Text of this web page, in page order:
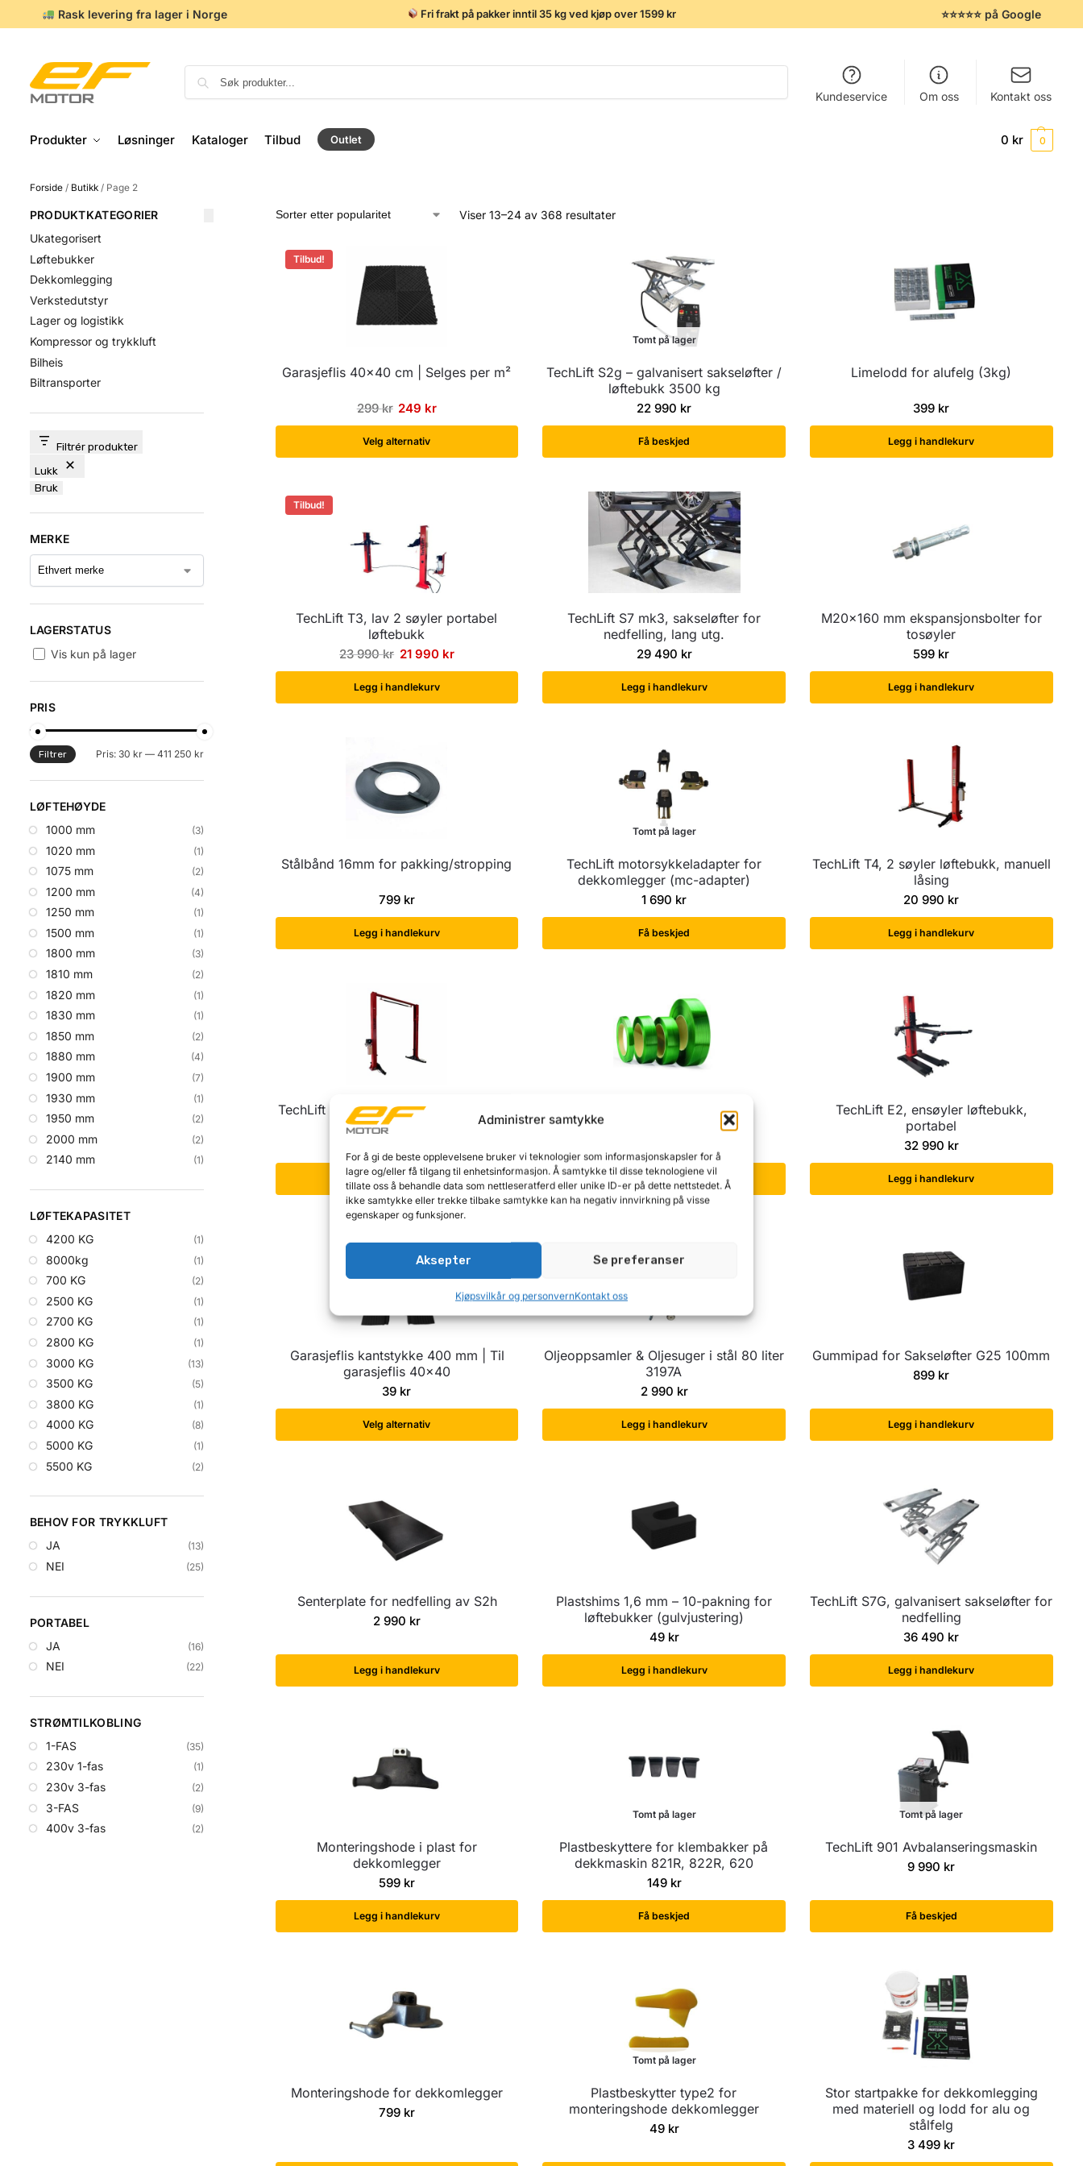
Administrer samtykke
For å gi de beste opplevelsene bruker vi teknologier som informasjonskapsler for å
lagre og/eller få tilgang til enhetsinformasjon. Å samtykke til disse teknologiene vil
tillate oss å behandle data som nettleseratferd eller unike ID-er på dette nettstedet. Å
ikke samtykke eller trekke tilbake samtykke kan ha negativ innvirkning på visse
egenskaper og funksjoner.
Aksepter Se preferanser
Kjøpsvilkår og personvernKontakt oss
Rask levering fra lager i Norge Fri frakt på pakker inntil 35 kg ved kjøp over 1599 kr ⭐⭐⭐⭐⭐ på Google
Kundeservice Om oss Kontakt oss
Produkter Løsninger Kataloger Tilbud Outlet 0 kr 0
Forside/ Butikk/ Page 2
Viser 13–24 av 368 resultater
Tilbud!
Garasjeflis 40×40 cm | Selges per m²
299kr 249 kr
Velg alternativ
Tomt på lager
TechLift S2g – galvanisert sakseløfter /
løftebukk 3500 kg
22 990 kr
Få beskjed
Limelodd for alufelg (3kg)
399 kr
Legg i handlekurv
Tilbud!
TechLift T3, lav 2 søyler portabel
løftebukk
23 990kr 21 990 kr
Legg i handlekurv
TechLift S7 mk3, sakseløfter for
nedfelling, lang utg.
29 490 kr
Legg i handlekurv
M20x160 mm ekspansjonsbolter for
tosøyler
599 kr
Legg i handlekurv
Stålbånd 16mm for pakking/stropping
799 kr
Legg i handlekurv
Tomt på lager
TechLift motorsykkeladapter for
dekkomlegger (mc-adapter)
1 690 kr
Få beskjed
TechLift T4, 2 søyler løftebukk, manuell
låsing
20 990 kr
Legg i handlekurv
TechLift T5, 2-søyle løftebukk, manuell
låsing
Legg i handlekurv
PET bånd 16×0,8mm for
Legg i handlekurv
TechLift E2, ensøyler løftebukk,
portabel
32 990 kr
Legg i handlekurv
Garasjeflis kantstykke 400 mm | Til
garasjeflis 40×40
39 kr
Velg alternativ
Oljeoppsamler & Oljesuger i stål 80 liter
3197A
2 990 kr
Legg i handlekurv
Gummipad for Sakseløfter G25 100mm
899 kr
Legg i handlekurv
Senterplate for nedfelling av S2h
2 990 kr
Legg i handlekurv
Plastshims 1,6 mm – 10-pakning for
løftebukker (gulvjustering)
49 kr
Legg i handlekurv
TechLift S7G, galvanisert sakseløfter for
nedfelling
36 490 kr
Legg i handlekurv
Monteringshode i plast for
dekkomlegger
599 kr
Legg i handlekurv
Tomt på lager
Plastbeskyttere for klembakker på
dekkmaskin 821R, 822R, 620
149 kr
Få beskjed
Tomt på lager
TechLift 901 Avbalanseringsmaskin
9 990 kr
Få beskjed
Monteringshode for dekkomlegger
799 kr
Tomt på lager
Plastbeskytter type2 for
monteringshode dekkomlegger
49 kr
Stor startpakke for dekkomlegging
med materiell og lodd for alu og
stålfelg
3 499 kr
PRODUKTKATEGORIER
Ukategorisert
Løftebukker
Dekkomlegging
Verkstedutstyr
Lager og logistikk
Kompressor og trykkluft
Bilheis
Biltransporter
Filtrér produkter
Lukk
Bruk
MERKE
LAGERSTATUS
Vis kun på lager
PRIS
Filtrer Pris: 30 kr— 411 250 kr
LØFTEHØYDE
1000 mm
(3)
1020 mm (1)
1075 mm (2)
1200 mm (4)
1250 mm (1)
1500 mm (1)
1800 mm (3)
1810 mm (2)
1820 mm (1)
1830 mm (1)
1850 mm (2)
1880 mm (4)
1900 mm (7)
1930 mm (1)
1950 mm (2)
2000 mm (2)
2140 mm (1)
LØFTEKAPASITET
4200 KG
(1)
8000kg (1)
700 KG (2)
2500 KG (1)
2700 KG (1)
2800 KG (1)
3000 KG (13)
3500 KG (5)
3800 KG (1)
4000 KG (8)
5000 KG (1)
5500 KG (2)
BEHOV FOR TRYKKLUFT
JA
(13)
NEI (25)
PORTABEL
JA
(16)
NEI (22)
STRØMTILKOBLING
1-FAS
(35)
230v 1-fas (1)
230v 3-fas (2)
3-FAS (9)
400v 3-fas (2)